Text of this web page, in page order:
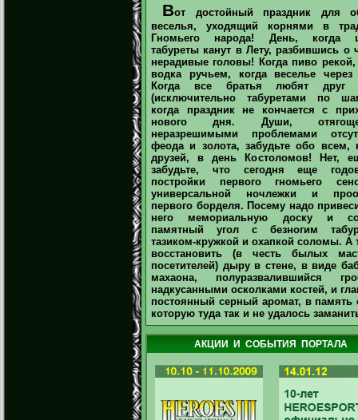
Вот достойный праздник для
веселья, уходящий корнями в
Гномьего народа! День, когда
табуреты канут в Лету, разбившись о
нерадивые головы! Когда пиво рекой,
водка ручьем, когда веселье через
Когда все братья любят друг
(исключительно табуретами по
когда праздник не кончается с
нового дня. Души,
неразрешимыми проблемами
феода и золота, забудьте обо всем,
друзей, в день Костоломов! Нет,
забудьте, что сегодня еще
постройки первого гномьего
универсальной ночлежки и
первого борделя. Посему надо
него мемориальную доску и
памятный угол с безногим
тазиком-кружкой и охапкой соломы. А
восстановить (в честь былых
посетителей) дыру в стене, в виде
махаона, полуразвалившийся
надкусанными осколками костей, и
постоянный серный аромат, в память
которую туда так и не удалось
АКЦИИ И СОБЫТИЯ ПОРТАЛА